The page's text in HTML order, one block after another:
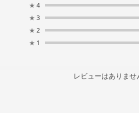
★ 4
★ 3
★ 2
★ 1
レビューはありませ